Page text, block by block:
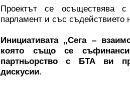
Проектът се осъществява с
парламент и със съдействието
Инициативата „Сега –
която също се
партньорство с БТА ви
дискусии.